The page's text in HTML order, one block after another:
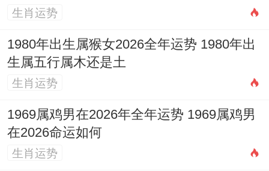
生肖运势
1980年出生属猴女2026全年运势 1980年出
生属五行属木还是土
生肖运势
1969属鸡男在2026年全年运势 1969属鸡男
在2026命运如何
生肖运势